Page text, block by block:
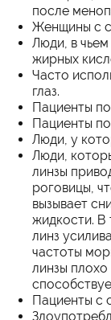
после
Женщины с
Люди, в
жирных
Часто
глаз.
Пациенты
Пациенты
Люди, у
Люди,
линзы
роговицы,
вызывает
жидкости. В
линз
частоты
линзы
Пациенты с